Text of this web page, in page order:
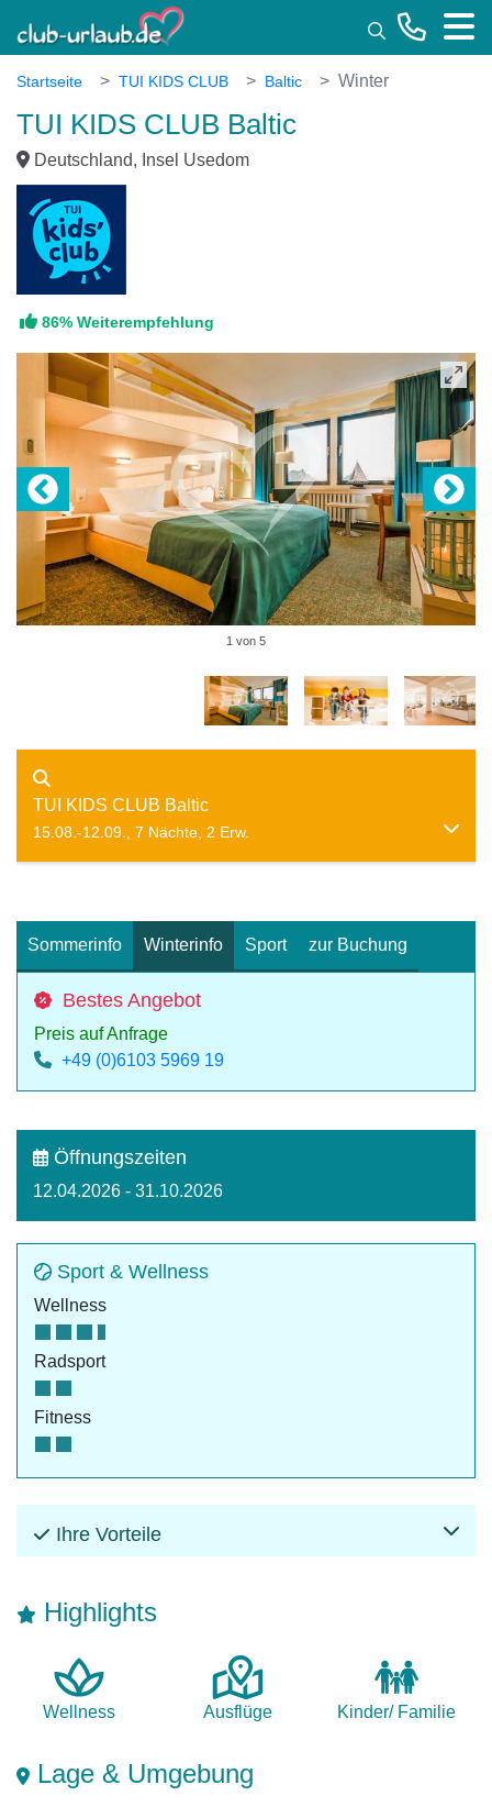
Startseite TUI KIDS CLUB Baltic Winter
TUI KIDS CLUB Baltic
Deutschland, Insel Usedom
86% Weiterempfehlung
1 von 5
TUI KIDS CLUB Baltic
15.08.-12.09., 7 Nächte, 2 Erw.
Sommerinfo Winterinfo Sport zur Buchung
Bestes Angebot
Preis auf Anfrage
+49 (0)6103 5969 19
Öffnungszeiten
12.04.2026 - 31.10.2026
Sport & Wellness
Wellness
Radsport
Fitness
Ihre Vorteile
Highlights
Wellness Ausflüge Kinder/ Familie
Lage & Umgebung